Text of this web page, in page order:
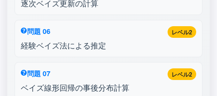
逐次ベイズ更新の計算
レベル2
問題 06
経験ベイズ法による推定
レベル2
問題 07
ベイズ線形回帰の事後分布計算